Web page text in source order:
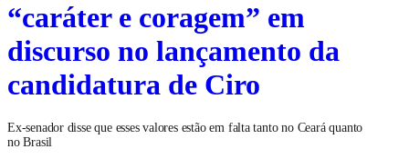
“caráter e coragem” em
discurso no lançamento da
candidatura de Ciro
Ex-senador disse que esses valores estão em falta tanto no Ceará quanto
no Brasil